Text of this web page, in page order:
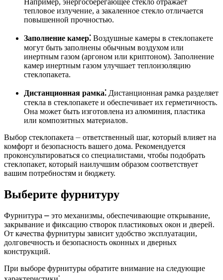
Например, энергосберегающее стекло отражает
тепловое излучение, а закаленное стекло отличается
повышенной прочностью.
Заполнение камер⁚ Воздушные камеры в стеклопакете
могут быть заполнены обычным воздухом или
инертным газом (аргоном или криптоном). Заполнение
камер инертным газом улучшает теплоизоляцию
стеклопакета.
Дистанционная рамка⁚ Дистанционная рамка разделяет
стекла в стеклопакете и обеспечивает их герметичность.
Она может быть изготовлена из алюминия, пластика
или композитных материалов.
Выбор стеклопакета ⏤ ответственный шаг, который влияет на
комфорт и безопасность вашего дома. Рекомендуется
проконсультироваться со специалистами, чтобы подобрать
стеклопакет, который наилучшим образом соответствует
вашим потребностям и бюджету.
Выберите фурнитуру
Фурнитура ⎼ это механизмы, обеспечивающие открывание,
закрывание и фиксацию створок пластиковых окон и дверей.
От качества фурнитуры зависит удобство эксплуатации,
долговечность и безопасность оконных и дверных
конструкций.
При выборе фурнитуры обратите внимание на следующие